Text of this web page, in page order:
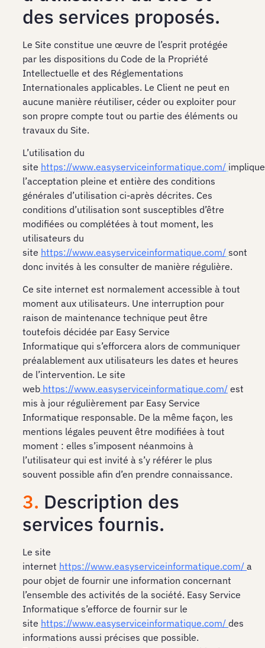
des services proposés.
Le Site constitue une œuvre de l’esprit protégée
par les dispositions du Code de la Propriété
Intellectuelle et des Réglementations
Internationales applicables. Le Client ne peut en
aucune manière réutiliser, céder ou exploiter pour
son propre compte tout ou partie des éléments ou
travaux du Site.
L’utilisation du
site https://www.easyserviceinformatique.com/ implique
l’acceptation pleine et entière des conditions
générales d’utilisation ci-après décrites. Ces
conditions d’utilisation sont susceptibles d’être
modifiées ou complétées à tout moment, les
utilisateurs du
site https://www.easyserviceinformatique.com/ sont
donc invités à les consulter de manière régulière.
Ce site internet est normalement accessible à tout
moment aux utilisateurs. Une interruption pour
raison de maintenance technique peut être
toutefois décidée par Easy Service
Informatique qui s’efforcera alors de communiquer
préalablement aux utilisateurs les dates et heures
de l’intervention. Le site
web https://www.easyserviceinformatique.com/ est
mis à jour régulièrement par Easy Service
Informatique responsable. De la même façon, les
mentions légales peuvent être modifiées à tout
moment : elles s’imposent néanmoins à
l’utilisateur qui est invité à s’y référer le plus
souvent possible afin d’en prendre connaissance.
3. Description des
services fournis.
Le site
internet https://www.easyserviceinformatique.com/ a
pour objet de fournir une information concernant
l’ensemble des activités de la société. Easy Service
Informatique s’efforce de fournir sur le
site https://www.easyserviceinformatique.com/ des
informations aussi précises que possible.